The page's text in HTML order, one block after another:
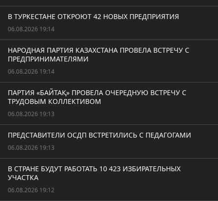
В ТУРКЕСТАНЕ ОТКРОЮТ 42 НОВЫХ ПРЕДПРИЯТИЯ
06.08.2026 19:14
НАРОДНАЯ ПАРТИЯ КАЗАХСТАНА ПРОВЕЛА ВСТРЕЧУ С
ПРЕДПРИНИМАТЕЛЯМИ
06.08.2026 19:14
ПАРТИЯ «БАЙТАҚ» ПРОВЕЛА ОЧЕРЕДНУЮ ВСТРЕЧУ С
ТРУДОВЫМ КОЛЛЕКТИВОМ
06.08.2026 19:13
ПРЕДСТАВИТЕЛИ ОСДП ВСТРЕТИЛИСЬ С ПЕДАГОГАМИ
06.08.2026 19:13
В СТРАНЕ БУДУТ РАБОТАТЬ 10 423 ИЗБИРАТЕЛЬНЫХ
УЧАСТКА
06.08.2026 19:12